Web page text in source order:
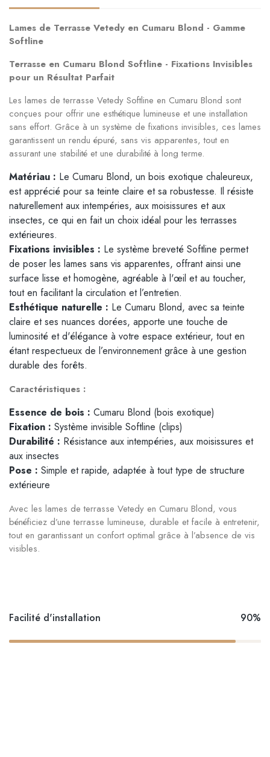
Lames de Terrasse Vetedy en Cumaru Blond - Gamme
Softline
Terrasse en Cumaru Blond Softline - Fixations Invisibles
pour un Résultat Parfait
Les lames de terrasse Vetedy Softline en Cumaru Blond sont
conçues pour offrir une esthétique lumineuse et une installation
sans effort. Grâce à un système de fixations invisibles, ces lames
garantissent un rendu épuré, sans vis apparentes, tout en
assurant une stabilité et une durabilité à long terme.
Matériau : Le Cumaru Blond, un bois exotique chaleureux,
est apprécié pour sa teinte claire et sa robustesse. Il résiste
naturellement aux intempéries, aux moisissures et aux
insectes, ce qui en fait un choix idéal pour les terrasses
extérieures.
Fixations invisibles : Le système breveté Softline permet
de poser les lames sans vis apparentes, offrant ainsi une
surface lisse et homogène, agréable à l'œil et au toucher,
tout en facilitant la circulation et l’entretien.
Esthétique naturelle : Le Cumaru Blond, avec sa teinte
claire et ses nuances dorées, apporte une touche de
luminosité et d'élégance à votre espace extérieur, tout en
étant respectueux de l’environnement grâce à une gestion
durable des forêts.
Caractéristiques :
Essence de bois : Cumaru Blond (bois exotique)
Fixation : Système invisible Softline (clips)
Durabilité : Résistance aux intempéries, aux moisissures et
aux insectes
Pose : Simple et rapide, adaptée à tout type de structure
extérieure
Avec les lames de terrasse Vetedy en Cumaru Blond, vous
bénéficiez d’une terrasse lumineuse, durable et facile à entretenir,
tout en garantissant un confort optimal grâce à l’absence de vis
visibles.
Facilité d'installation 90%